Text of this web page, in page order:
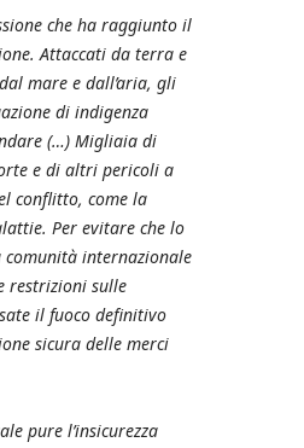
che ha raggiunto il
Attaccati da terra e
mare e dall’aria, gli
di indigenza
(…) Migliaia di
e di altri pericoli a
conflitto, come la
Per evitare che lo
internazionale
restrizioni sulle
il fuoco definitivo
sicura delle merci
pure l’insicurezza